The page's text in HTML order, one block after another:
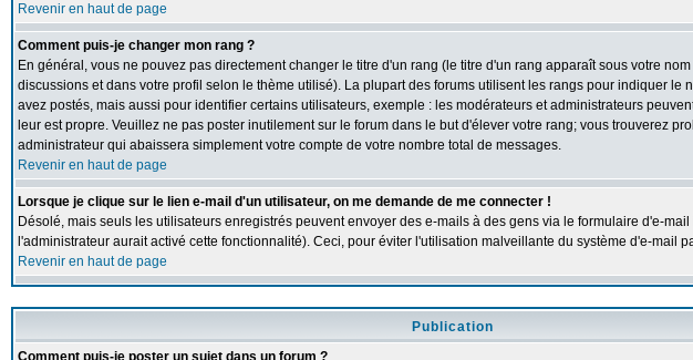
Revenir en haut de page
Comment puis-je changer mon rang ?
En général, vous ne pouvez pas directement changer le titre d'un rang (le titre d'un rang apparaît sous votre
discussions et dans votre profil selon le thème utilisé). La plupart des forums utilisent les rangs pour indiquer le
avez postés, mais aussi pour identifier certains utilisateurs, exemple : les modérateurs et administrateurs
leur est propre. Veuillez ne pas poster inutilement sur le forum dans le but d'élever votre rang; vous trouverez
administrateur qui abaissera simplement votre compte de votre nombre total de messages.
Revenir en haut de page
Lorsque je clique sur le lien e-mail d'un utilisateur, on me demande de me connecter !
Désolé, mais seuls les utilisateurs enregistrés peuvent envoyer des e-mails à des gens via le formulaire d'e-
l'administrateur aurait activé cette fonctionnalité). Ceci, pour éviter l'utilisation malveillante du système d'e-mail
Revenir en haut de page
Publication
Comment puis-je poster un sujet dans un forum ?